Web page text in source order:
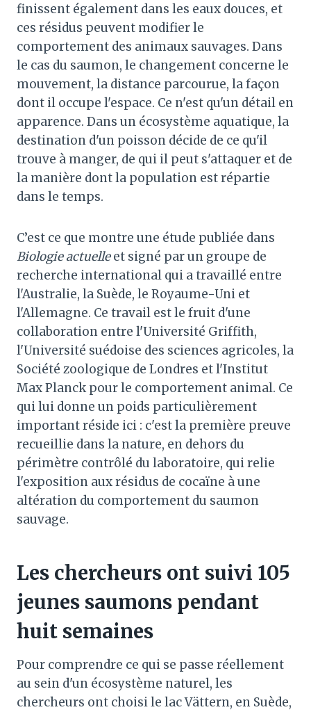
finissent également dans les eaux douces, et
ces résidus peuvent modifier le
comportement des animaux sauvages. Dans
le cas du saumon, le changement concerne le
mouvement, la distance parcourue, la façon
dont il occupe l'espace. Ce n'est qu'un détail en
apparence. Dans un écosystème aquatique, la
destination d'un poisson décide de ce qu'il
trouve à manger, de qui il peut s'attaquer et de
la manière dont la population est répartie
dans le temps.
C’est ce que montre une étude publiée dans
Biologie actuelleet signé par un groupe de
recherche international qui a travaillé entre
l'Australie, la Suède, le Royaume-Uni et
l'Allemagne. Ce travail est le fruit d'une
collaboration entre l'Université Griffith,
l'Université suédoise des sciences agricoles, la
Société zoologique de Londres et l'Institut
Max Planck pour le comportement animal. Ce
qui lui donne un poids particulièrement
important réside ici : c'est la première preuve
recueillie dans la nature, en dehors du
périmètre contrôlé du laboratoire, qui relie
l'exposition aux résidus de cocaïne à une
altération du comportement du saumon
sauvage.
Les chercheurs ont suivi 105
jeunes saumons pendant
huit semaines
Pour comprendre ce qui se passe réellement
au sein d'un écosystème naturel, les
chercheurs ont choisi le lac Vättern, en Suède,